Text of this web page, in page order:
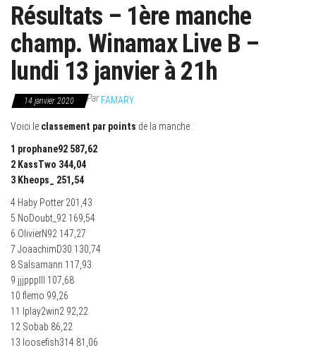
Résultats – 1ère manche
champ. Winamax Live B –
lundi 13 janvier à 21h
14 janvier 2020 ParFAMARY
Voici le classement par points de la manche :
1 prophane92 587,62
2 KassTwo 344,04
3 Kheops_ 251,54
4 Haby Potter 201,43
5 NoDoubt_92 169,54
6 OlivierN92 147,27
7 JoaachimD30 130,74
8 Salsamann 117,93
9 jjjppplll 107,68
10 flemo 99,26
11 Iplay2win2 92,22
12 Sobab 86,22
13 loosefish314 81,06